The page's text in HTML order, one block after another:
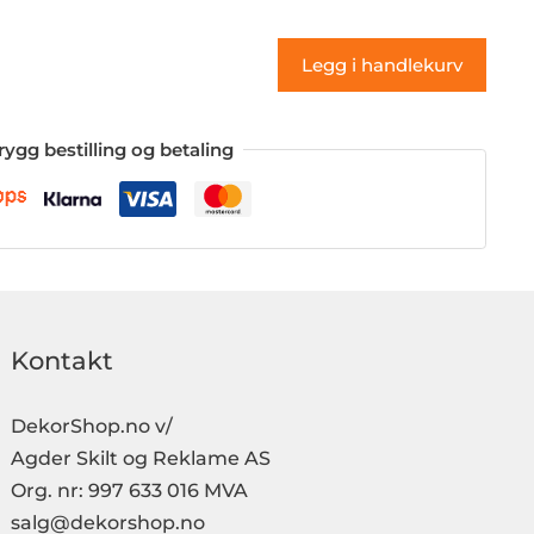
antall
Legg i handlekurv
bestilling og betaling
Kontakt
DekorShop.no v/
Agder Skilt og Reklame AS
Org. nr: 997 633 016 MVA
salg@dekorshop.no